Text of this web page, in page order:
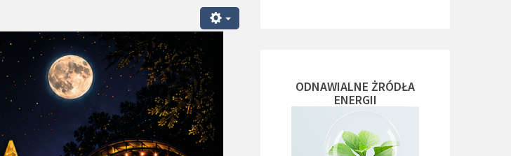
ODNAWIALNE ŻRÓDŁA
ENERGII